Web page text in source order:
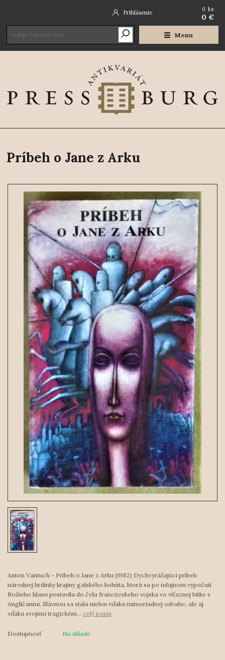
Menu
Prihlásenie 0 ks
0 €
Príbeh o Jane z Arku
Anton Vantuch - Príbeh o Jane z Arku (1982) Dychvyrážajúci príbeh
národnej hrdinky krajiny galského kohúta, ktorá sa po údajnom vypočutí
Božieho hlasu postavila do čela francúzskeho vojska vo víťaznej bitke s
Angličanmi. Slávnou sa stala nielen vďaka mimoriadnej odvahe, ale aj
vďaka svojmu tragickém... celý popis
Dostupnosť Na sklade